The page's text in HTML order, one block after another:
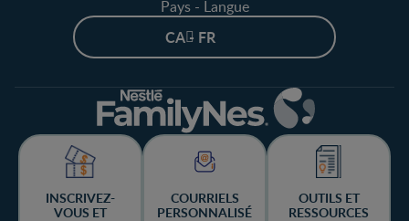
Pays - Langue
CA - FR
INSCRIVEZ-
VOUS ET
COURRIELS
PERSONNALISÉ
OUTILS ET
RESSOURCES